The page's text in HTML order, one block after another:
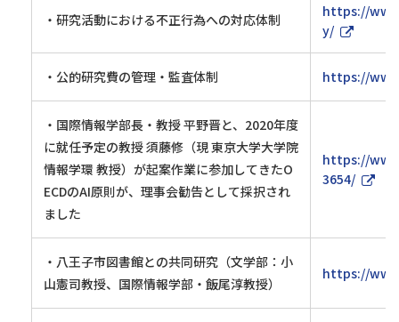
・研究活動における不正行為への対応体制
https://
y/
・公的研究費の管理・監査体制 https://
・国際情報学部長・教授 平野晋と、2020年度
に就任予定の教授 須藤修（現 東京大学大学院
情報学環 教授）が起案作業に参加してきたO
ECDのAI原則が、理事会勧告として採択され
ました
https://
3654/
・八王子市図書館との共同研究（文学部：小
山憲司教授、国際情報学部・飯尾淳教授）
https://